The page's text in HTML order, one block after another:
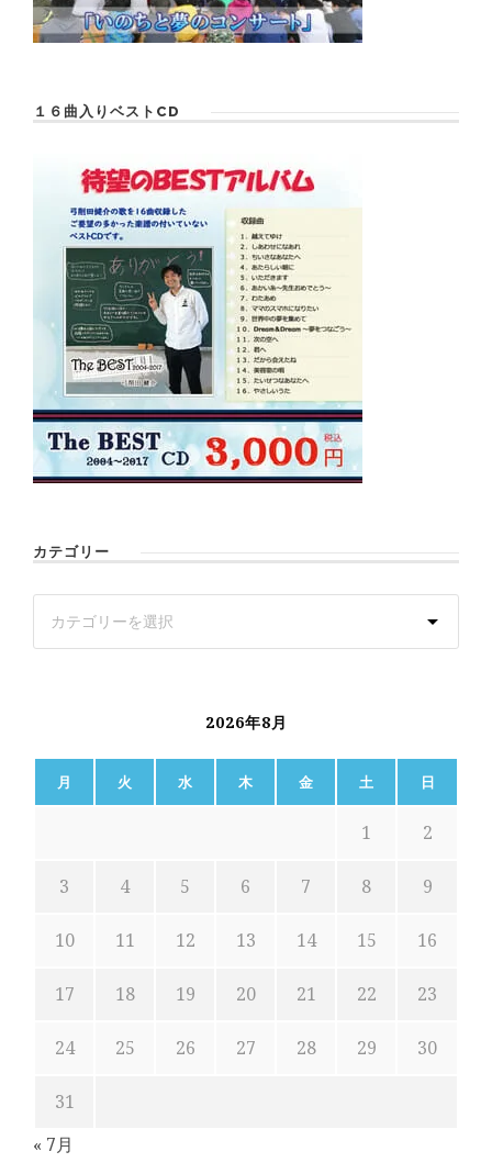
１６曲入りベストCD
カテゴリー
2026年8月
月 火 水 木 金 土 日
1 2
3 4 5 6 7 8 9
10 11 12 13 14 15 16
17 18 19 20 21 22 23
24 25 26 27 28 29 30
31
« 7月